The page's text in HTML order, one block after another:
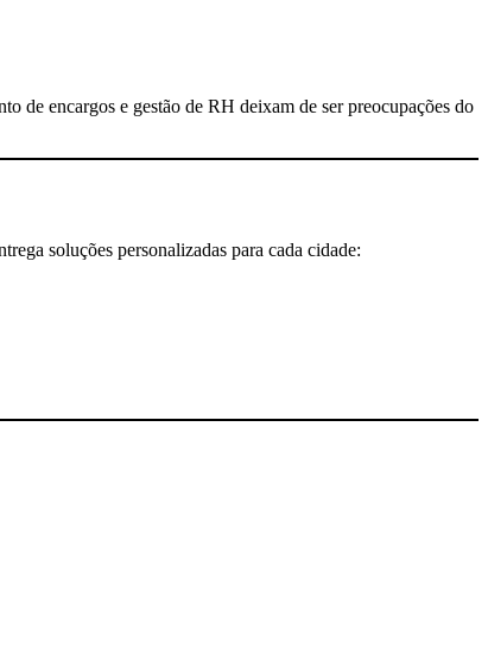
de encargos e gestão de RH deixam de ser preocupações do
soluções personalizadas para cada cidade: